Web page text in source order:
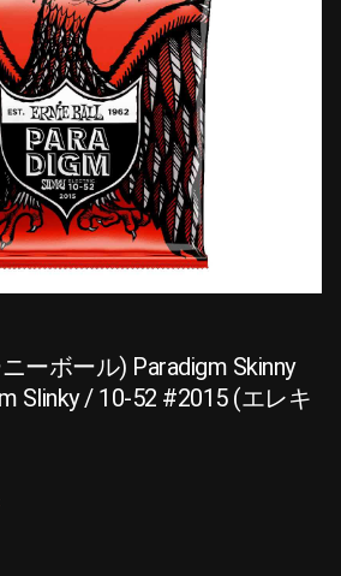
ーボール) Paradigm Skinny
Slinky / 10-52 #2015 (エレキ